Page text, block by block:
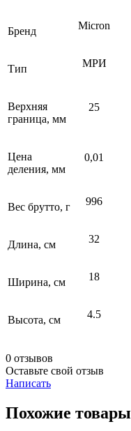
Бренд Micron
Тип МРИ
Верхняя
граница, мм
25
Цена
деления, мм
0,01
Вес брутто, г 996
Длина, см 32
Ширина, см 18
Высота, см 4.5
0 отзывов
Оставьте свой отзыв
Написать
Похожие товары